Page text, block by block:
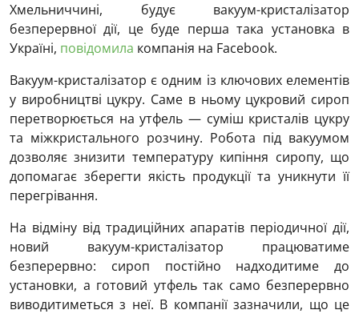
Хмельниччині, будує вакуум-кристалізатор
безперервної дії, це буде перша така установка в
Україні, повідомила компанія на Facebook.
Вакуум-кристалізатор є одним із ключових елементів
у виробництві цукру. Саме в ньому цукровий сироп
перетворюється на утфель — суміш кристалів цукру
та міжкристального розчину. Робота під вакуумом
дозволяє знизити температуру кипіння сиропу, що
допомагає зберегти якість продукції та уникнути її
перегрівання.
На відміну від традиційних апаратів періодичної дії,
новий вакуум-кристалізатор працюватиме
безперервно: сироп постійно надходитиме до
установки, а готовий утфель так само безперервно
виводитиметься з неї. В компанії зазначили, що це